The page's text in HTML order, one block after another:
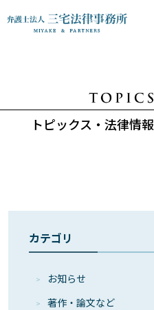
トピックス・法律情報
カテゴリ
お知らせ
著作・論⽂など